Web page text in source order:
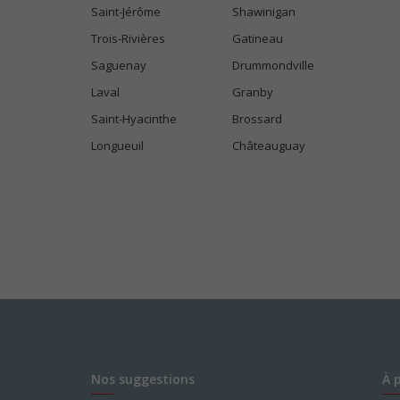
Saint-Jérôme
Shawinigan
Trois-Rivières
Gatineau
Saguenay
Drummondville
Laval
Granby
Saint-Hyacinthe
Brossard
Longueuil
Châteauguay
Nos suggestions À